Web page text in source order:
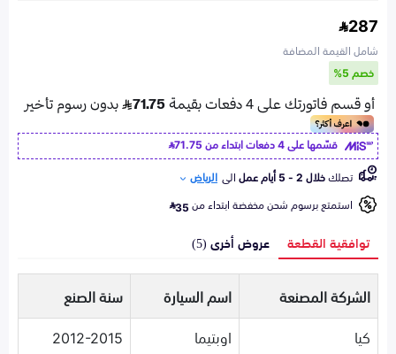
287
شامل القيمة المضافة
خصم 5%
قسّمها على 4 دفعات ابتداء من
71.75
تصلكخلال 2 - 5 أيام عمل الى الرياض
استمتع برسوم شحن مخفضة ابتداء من35
توافقية القطعة عروض أخرى (5)
الشركة المصنعة اسم السيارة
سنة الصنع
كيا
اوبتيما
2012-2015